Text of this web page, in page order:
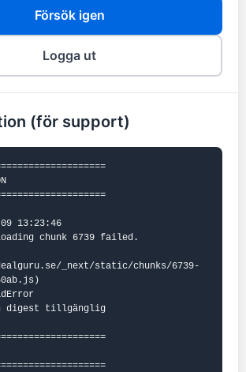
Försök igen
Logga ut
(för support)
13:23:46
chunk 6739 failed.
_next/static/chunks/6739-
digest tillgänglig